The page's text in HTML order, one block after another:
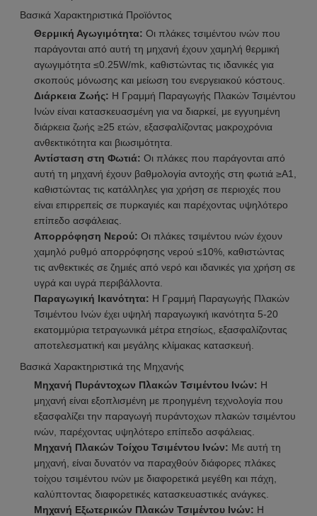
Βασικά Χαρακτηριστικά Προϊόντος
Θερμική Αγωγιμότητα: Οι πλάκες τσιμέντου ινών που
παράγονται από αυτή τη μηχανή έχουν χαμηλή θερμική
αγωγιμότητα ≤0.25W/mk, καθιστώντας τις ιδανικές για
σκοπούς μόνωσης και μείωση του ενεργειακού κόστους.
Διάρκεια Ζωής: Η Γραμμή Παραγωγής Πλακών Τσιμέντου
Ινών είναι κατασκευασμένη για να διαρκεί, με εγγυημένη
διάρκεια ζωής ≥25 ετών, εξασφαλίζοντας μακροχρόνια
ανθεκτικότητα και βιωσιμότητα.
Αντίσταση στη Φωτιά: Οι πλάκες που παράγονται από
αυτή τη μηχανή έχουν βαθμολογία αντοχής στη φωτιά ≥A1,
καθιστώντας τις κατάλληλες για χρήση σε περιοχές που
είναι επιρρεπείς σε πυρκαγιές και παρέχοντας υψηλότερο
επίπεδο ασφάλειας.
Απορρόφηση Νερού: Οι πλάκες τσιμέντου ινών έχουν
χαμηλό ρυθμό απορρόφησης νερού ≤10%, καθιστώντας
τις ανθεκτικές σε ζημιές από νερό και ιδανικές για χρήση σε
υγρά και υγρά περιβάλλοντα.
Παραγωγική Ικανότητα: Η Γραμμή Παραγωγής Πλακών
Τσιμέντου Ινών έχει υψηλή παραγωγική ικανότητα 5-20
εκατομμύρια τετραγωνικά μέτρα ετησίως, εξασφαλίζοντας
αποτελεσματική και μεγάλης κλίμακας κατασκευή.
Βασικά Χαρακτηριστικά της Μηχανής
Μηχανή Πυράντοχων Πλακών Τσιμέντου Ινών: Η
μηχανή είναι εξοπλισμένη με προηγμένη τεχνολογία που
εξασφαλίζει την παραγωγή πυράντοχων πλακών τσιμέντου
ινών, παρέχοντας υψηλότερο επίπεδο ασφάλειας.
Μηχανή Πλακών Τοίχου Τσιμέντου Ινών: Με αυτή τη
μηχανή, είναι δυνατόν να παραχθούν διάφορες πλάκες
τοίχου τσιμέντου ινών με διαφορετικά μεγέθη και πάχη,
καλύπτοντας διαφορετικές κατασκευαστικές ανάγκες.
Μηχανή Εξωτερικών Πλακών Τσιμέντου Ινών: Η